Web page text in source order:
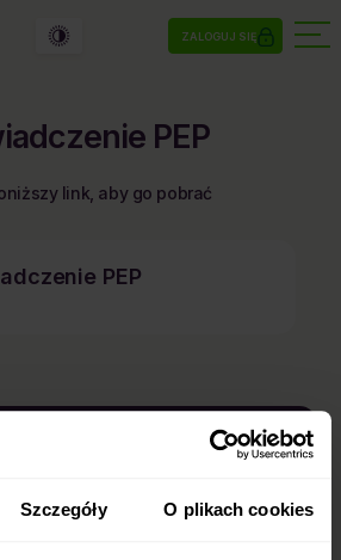
Szczegóły O plikach cookies
ZALOGUJ SIĘ
PEP
link, aby go pobrać
PEP